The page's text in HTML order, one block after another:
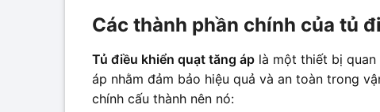
Các thành phần chính của tủ
Tủ điều khiển quạt tăng áp là một thiết bị
áp nhằm đảm bảo hiệu quả và an toàn trong
chính cấu thành nên nó: